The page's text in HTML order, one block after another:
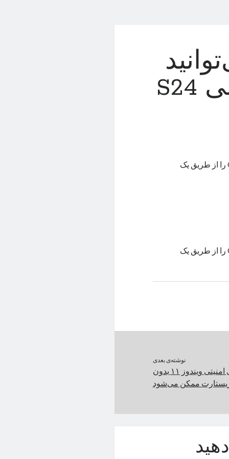
هوش مصنوعی گلکسی S24
سامسونگ امکان دسترسی کاربران آیفون به هوش مصنوعی Galaxy AI را از طریق یک
سامسونگ امکان دسترسی کاربران آیفون به هوش مصنوعی Galaxy AI را از طریق یک
نوشته‌ی بعدی
نصب آپدیت‌های امنیتی ویندوز ۱۱ بدون
ممکن می‌شود